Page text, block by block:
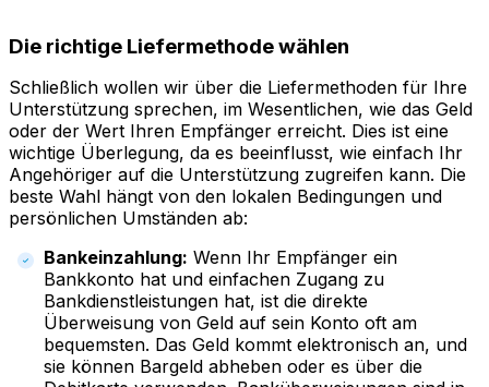
Die richtige Liefermethode wählen
Schließlich wollen wir über die Liefermethoden für Ihre
Unterstützung sprechen, im Wesentlichen, wie das Geld
oder der Wert Ihren Empfänger erreicht. Dies ist eine
wichtige Überlegung, da es beeinflusst, wie einfach Ihr
Angehöriger auf die Unterstützung zugreifen kann. Die
beste Wahl hängt von den lokalen Bedingungen und
persönlichen Umständen ab:
Bankeinzahlung: Wenn Ihr Empfänger ein
Bankkonto hat und einfachen Zugang zu
Bankdienstleistungen hat, ist die direkte
Überweisung von Geld auf sein Konto oft am
bequemsten. Das Geld kommt elektronisch an, und
sie können Bargeld abheben oder es über die